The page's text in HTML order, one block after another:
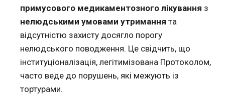
примусового медикаментозного лікування з
нелюдськими умовами утримання та
відсутністю захисту досягло порогу
нелюдського поводження. Це свідчить, що
інституціоналізація, легітимізована Протоколом,
часто веде до порушень, які межують із
тортурами.